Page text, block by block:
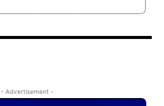
- Advertisement -